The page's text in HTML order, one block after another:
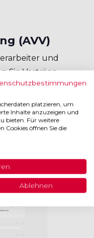
(AVV)
und
Sie Verträge,
Lieferkette immer
platzieren, um
Inhalte anzuzeigen und
bieten. Für weitere
Cookies öffnen Sie die
Ablehnen